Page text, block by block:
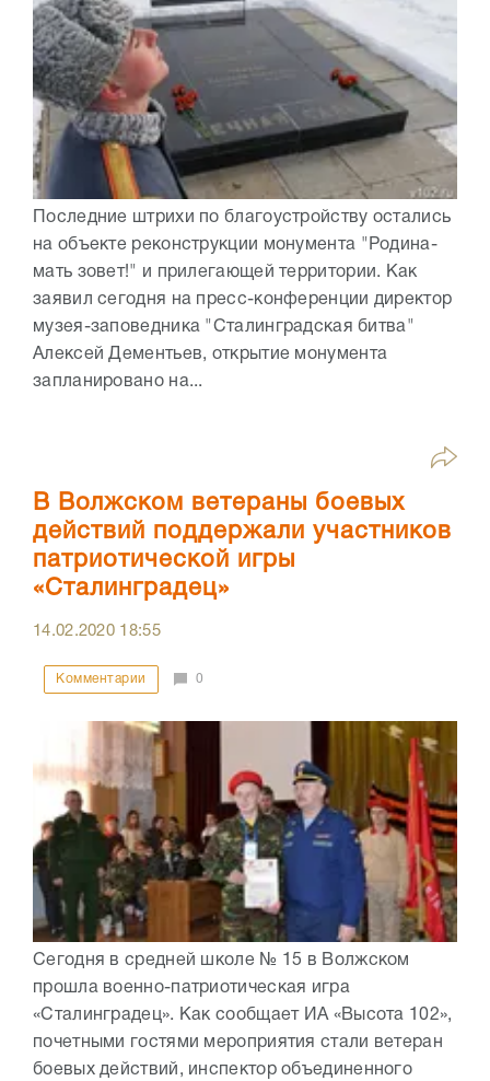
Последние штрихи по благоустройству остались
на объекте реконструкции монумента "Родина-
мать зовет!" и прилегающей территории. Как
заявил сегодня на пресс-конференции директор
музея-заповедника "Сталинградская битва"
Алексей Дементьев, открытие монумента
запланировано на...
В Волжском ветераны боевых
действий поддержали участников
патриотической игры
«Сталинградец»
14.02.2020 18:55
Комментарии 0
Сегодня в средней школе № 15 в Волжском
прошла военно-патриотическая игра
«Сталинградец». Как сообщает ИА «Высота 102»,
почетными гостями мероприятия стали ветеран
боевых действий, инспектор объединенного